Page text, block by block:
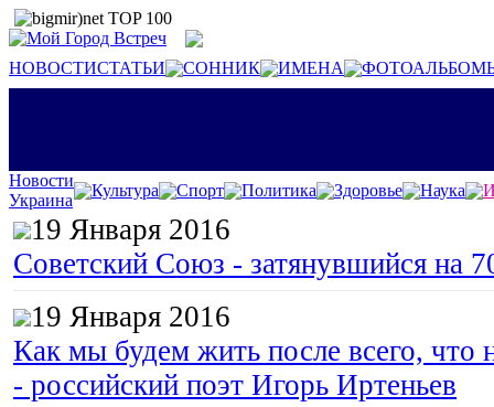
НОВОСТИСТАТЬИ СОННИК ИМЕНА
Новости
Украина
Культура Спорт Политика Здоровье Наука
19 Января 2016
Советский Союз - затянувшийся на
19 Января 2016
Как мы будем жить после всего, что
- российский поэт Игорь Иртеньев